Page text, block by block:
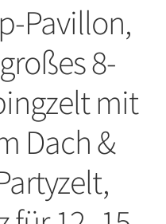
Pavillon,
8-
mit
Dach &